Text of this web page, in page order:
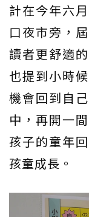
計在今年六
口夜市旁，
讀者更舒適
也提到小時
機會回到自
中，再開一
孩子的童年
孩童成長。